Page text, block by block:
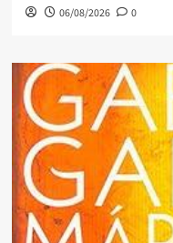
06/08/2026 0